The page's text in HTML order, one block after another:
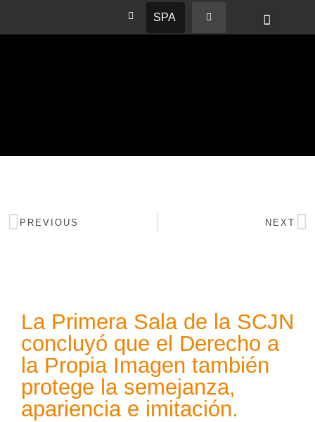
SPA
PREVIOUS NEXT
La Primera Sala de la SCJN
concluyó que el Derecho a
la Propia Imagen también
protege la semejanza,
apariencia e imitación.